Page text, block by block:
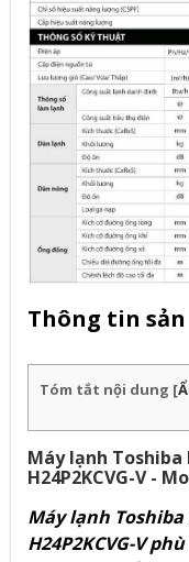
Thông tin
Tóm tắt nội dung [
Máy lạnh Toshiba
H24P2KCVG-V -
Máy lạnh Toshiba
H24P2KCVG-V